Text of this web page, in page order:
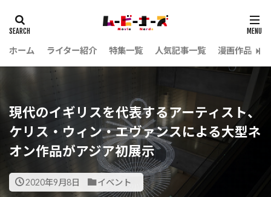
ホーム ライター紹介 特集一覧 人気記事一覧 漫画作品
現代のイギリスを代表するアーティスト、
ケリス・ウィン・エヴァンスによる大型ネ
オン作品がアジア初展示
2020年9月8日 イベント